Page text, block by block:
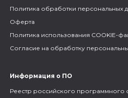
Политика обработки персональных
Оферта
Политика использования COOKIE-
Согласие на обработку
Информация о ПО
Реестр российского программного